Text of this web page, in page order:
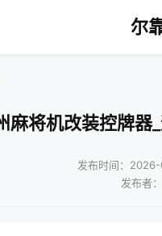
尔
麻将机改装控牌
发布时间：
发布者